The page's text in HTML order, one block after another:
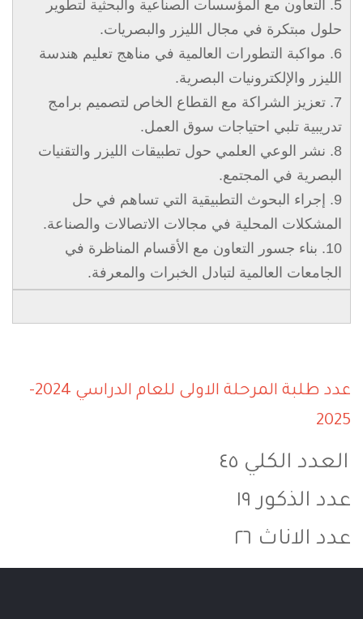
5. التعاون مع المؤسسات الصناعية والبحثية لتطوير
حلول مبتكرة في مجال الليزر والبصريات.
6. مواكبة التطورات العالمية في مناهج تعليم هندسة
الليزر والإلكترونيات البصرية.
7. تعزيز الشراكة مع القطاع الخاص لتصميم برامج
تدريبية تلبي احتياجات سوق العمل.
8. نشر الوعي العلمي حول تطبيقات الليزر والتقنيات
البصرية في المجتمع.
9. إجراء البحوث التطبيقية التي تساهم في حل
المشكلات المحلية في مجالات الاتصالات والصناعة.
10. بناء جسور التعاون مع الأقسام المناظرة في
الجامعات العالمية لتبادل الخبرات والمعرفة.
عدد طلبة المرحلة الاولى للعام الدراسي 2024-
2025
العدد الكلي ٤٥
عدد الذكور ١٩
عدد الاناث ٢٦